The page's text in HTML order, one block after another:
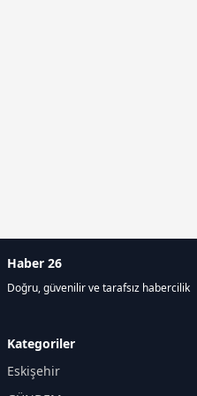
Haber 26
Doğru, güvenilir ve tarafsız habercilik
Kategoriler
Eskişehir